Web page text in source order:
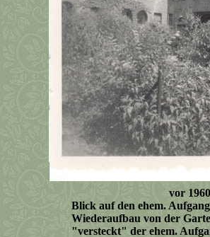
vor 1960
Blick auf den ehem. Aufgang
Wiederaufbau von der
"versteckt" der ehem.